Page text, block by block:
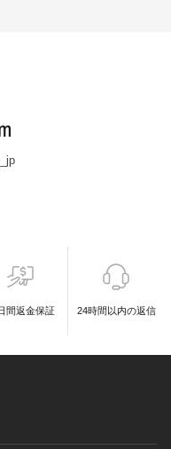
間返金保証 24時間以内の返信